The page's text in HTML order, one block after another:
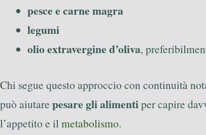
pesce e carne magra
legumi
olio extravergine d’oliva,
Chi segue questo approccio con continuità
può aiutare pesare gli alimentiper capire
l’appetito e il metabolismo.